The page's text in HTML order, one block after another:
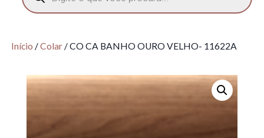
Início /Colar/ CO CA BANHO OURO VELHO- 11622A